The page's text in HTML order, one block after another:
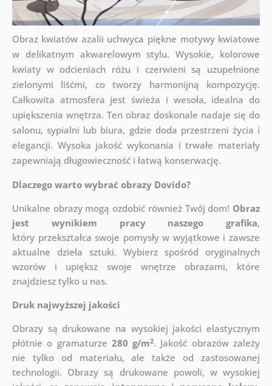
Obraz kwiatów azalii uchwyca piękne motywy kwiatowe
w delikatnym akwarelowym stylu. Wysokie, kolorowe
kwiaty w odcieniach różu i czerwieni są uzupełnione
zielonymi liśćmi, co tworzy harmonijną kompozycję.
Całkowita atmosfera jest świeża i wesoła, idealna do
upiększenia wnętrza. Ten obraz doskonale nadaje się do
salonu, sypialni lub biura, gdzie doda przestrzeni życia i
elegancji. Wysoka jakość wykonania i trwałe materiały
zapewniają długowieczność i łatwą konserwację.
Dlaczego warto wybrać obrazy Dovido?
Unikalne obrazy mogą ozdobić również Twój dom! Obraz
jest wynikiem pracy naszego grafika,
który przekształca swoje pomysły w wyjątkowe i zawsze
aktualne dzieła sztuki. Wybierz spośród oryginalnych
wzorów i upiększ swoje wnętrze obrazami, które
znajdziesz tylko u nas.
Druk najwyższej jakości
Obrazy są drukowane na wysokiej jakości elastycznym
płótnie o gramaturze 280 g/m2. Jakość obrazów zależy
nie tylko od materiału, ale także od zastosowanej
technologii. Obrazy są drukowane powoli, w wysokiej